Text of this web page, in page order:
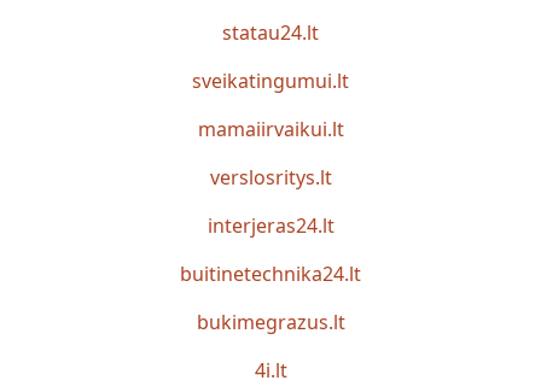
statau24.lt
sveikatingumui.lt
mamaiirvaikui.lt
verslosritys.lt
interjeras24.lt
buitinetechnika24.lt
bukimegrazus.lt
4i.lt